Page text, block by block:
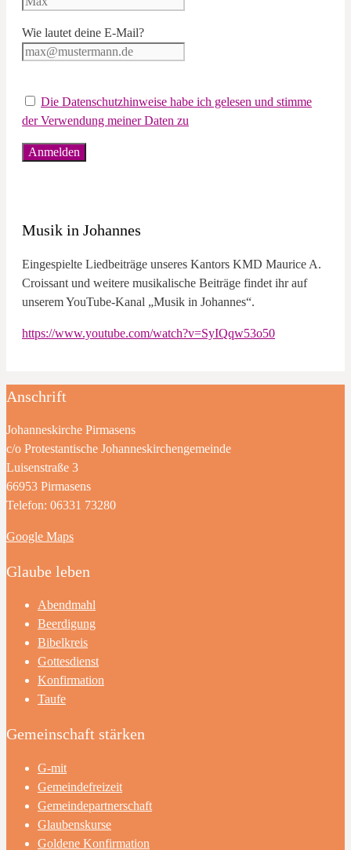
Wie lautet deine E-Mail?
Die Datenschutzhinweise habe ich gelesen und stimme
der Verwendung meiner Daten zu
Musik in Johannes
Eingespielte Liedbeiträge unseres Kantors KMD Maurice A.
Croissant und weitere musikalische Beiträge findet ihr auf
unserem YouTube-Kanal „Musik in Johannes“.
https://www.youtube.com/watch?v=SyIQqw53o50
Anschrift
Johanneskirche Pirmasens
c/o Protestantische Johanneskirchengemeinde
Luisenstraße 3
66953 Pirmasens
Telefon: 06331 73280
Google Maps
Glaube leben
Abendmahl
Beerdigung
Bibelkreis
Gottesdienst
Konfirmation
Taufe
Gemeinschaft stärken
G-mit
Gemeindefreizeit
Gemeindepartnerschaft
Glaubenskurse
Goldene Konfirmation